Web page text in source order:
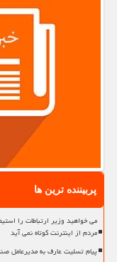
پربیننده ترین ها
می خواهید وزیر ارتباطات را
مردم از اینترنت کوتاه نمی آید
پیام تسلیت عارف به مدیرعامل